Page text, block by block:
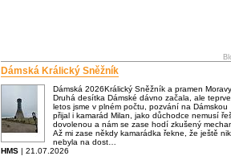
Dámská Králický Sněžník
Dámská 2026Králický Sněžník a pramen Moravy
Druhá desítka Dámské dávno začala, ale teprve
letos jsme v plném počtu, pozvání na Dámskou
přijal i kamarád Milan, jako důchodce nemusí
dovolenou a nám se zase hodí zkušený
Až mi zase někdy kamarádka řekne, že ještě
nebyla na dost…
HMS | 21.07.2026